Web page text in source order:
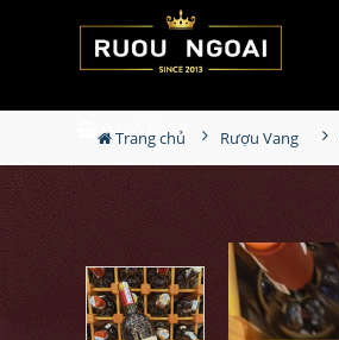
0 Giỏ hàng
Trang chủ Rượu Vang